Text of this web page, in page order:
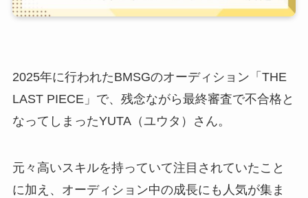
2025年に行われたBMSGのオーディション「THE
LAST PIECE」で、残念ながら最終審査で不合格と
なってしまったYUTA（ユウタ）さん。
元々高いスキルを持っていて注目されていたこと
に加え、オーディション中の成長にも人気が集ま